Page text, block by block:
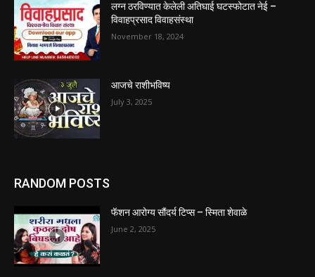
लग्न ठरविण्यात केलेली अतिघाई घटस्फोटात नेई –
विवाहप्रसाद विवाहसंस्था
November 18, 2024
आजचे राशीभविष्य
July 3, 2025
RANDOM POSTS
फॅशन आरोग्य सौंदर्य टिप्स – स्मिता शेवाळे
June 2, 2025